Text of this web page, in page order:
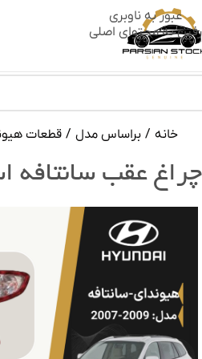
عبور به ناوبری
رفتن به محتوای اصلی
خانه / براساس مدل / قطعات
چراغ عقب سانتافه استوک